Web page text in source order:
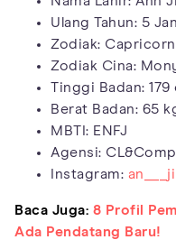
Ulang Tahun: 5
Zodiak: Capricorn
Zodiak Cina:
Tinggi Badan: 179
Berat Badan: 65
MBTI: ENFJ
Agensi:
Instagram:
Baca Juga: 8 Profil
Ada Pendatang Baru!